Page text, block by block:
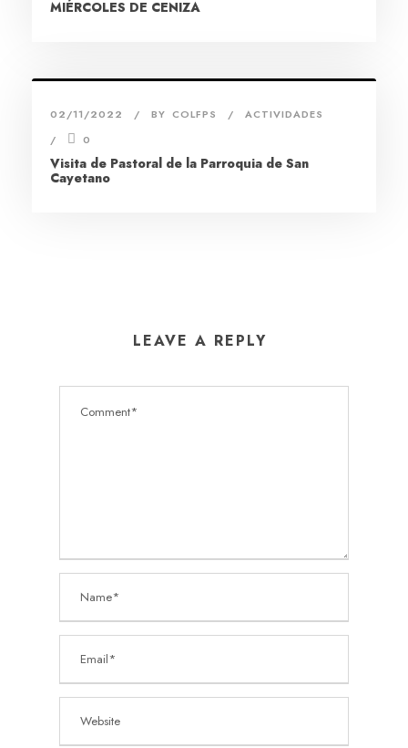
MIÉRCOLES DE CENIZA
02/11/2022 BY COLFPS
ACTIVIDADES
0
Visita de Pastoral de la Parroquia de San
Cayetano
LEAVE A REPLY